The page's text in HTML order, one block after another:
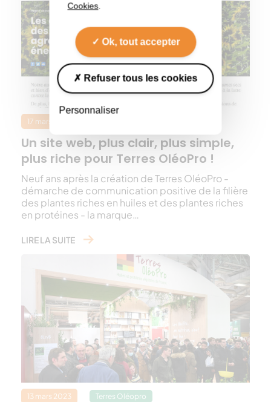
Cookies.
Ok, tout accepter
Refuser tous les cookies
Personnaliser
17 mars 2023
Un site web, plus clair, plus simple,
plus riche pour Terres OléoPro !
Neuf ans après la création de Terres OléoPro -
démarche de communication positive de la filière
des plantes riches en huiles et des plantes riches
en protéines - la marque…
LIRE LA SUITE
13 mars 2023 Terres Oléopro